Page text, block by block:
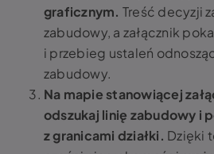
graficznym. Treść decyzji
zabudowy, a załącznik
i przebieg ustaleń
zabudowy.
Na mapie stanowiącej
odszukaj linię zabudowy i
z granicami działki. Dzięki